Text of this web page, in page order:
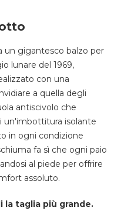
un gigantesco balzo per
lunare del 1969,
con una
a quella degli
antiscivolo che
un'imbottitura isolante
in ogni condizione
fa sì che ogni paio
al piede per offrire
assoluto.
la taglia più grande.